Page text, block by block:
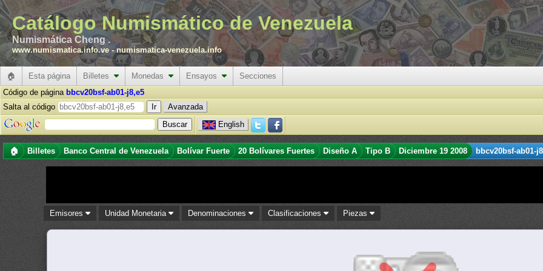
Catálogo Numismático de Venezuela
Numismática Cheng .
www.numismatica.info.ve -numismatica-venezuela.info
🏠 Esta página Billetes Monedas Ensayos
Secciones
Código de página bbcv20bsf-ab01-j8,e5
Salta al código
Avanzada
English
🏠 Billetes Banco Central de Venezuela Bolívar Fuerte 20 Bolívares Fuertes Diseño A Tipo B Diciembre 19 2008 bbcv20bsf-ab01-
Emisores Unidad Monetaria Denominaciones Clasificaciones Piezas